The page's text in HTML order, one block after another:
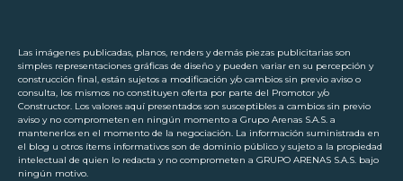
Las imágenes publicadas, planos, renders y demás piezas publicitarias son
simples representaciones gráficas de diseño y pueden variar en su percepción y
construcción final, están sujetos a modificación y/o cambios sin previo aviso o
consulta, los mismos no constituyen oferta por parte del Promotor y/o
Constructor. Los valores aquí presentados son susceptibles a cambios sin previo
aviso y no comprometen en ningún momento a Grupo Arenas S.A.S. a
mantenerlos en el momento de la negociación. La información suministrada en
el blog u otros ítems informativos son de dominio público y sujeto a la propiedad
intelectual de quien lo redacta y no comprometen a GRUPO ARENAS S.A.S. bajo
ningún motivo.